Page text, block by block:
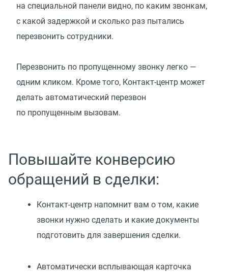
на специальной панели видно, по каким звонкам,
с какой задержкой и сколько раз пытались
перезвонить сотрудники.
Перезвонить по пропущенному звонку легко —
одним кликом. Кроме того, Контакт-центр может
делать автоматический перезвон
по пропущенным вызовам.
Повышайте конверсию
обращений в сделки:
Контакт-центр напомнит вам о том, какие
звонки нужно сделать и какие документы
подготовить для завершения сделки.
Автоматически всплывающая карточка